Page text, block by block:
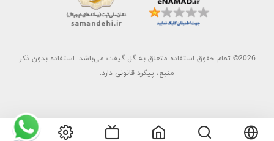
2026©
تمام حقوق استفاده متعلق به گل گیفت می‌باشد. استفاده بدون ذکر
منبع، پیگرد قانونی دارد.